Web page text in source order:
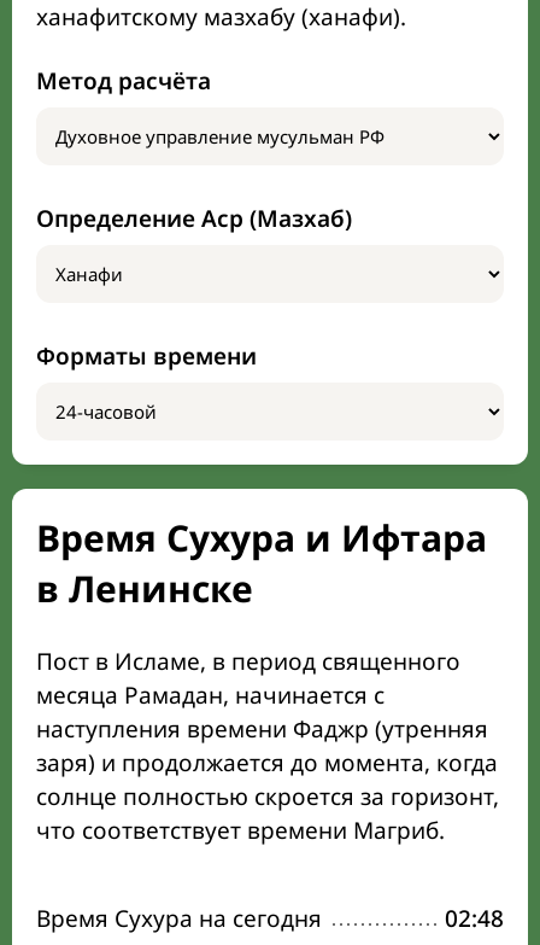
ханафитскому мазхабу (ханафи).
Метод расчёта
Определение Аср (Мазхаб)
Форматы времени
Время Сухура и Ифтара
в Ленинске
Пост в Исламе, в период священного
месяца Рамадан, начинается с
наступления времени Фаджр (утренняя
заря) и продолжается до момента, когда
солнце полностью скроется за горизонт,
что соответствует времени Магриб.
Время Сухура на сегодня 02:48